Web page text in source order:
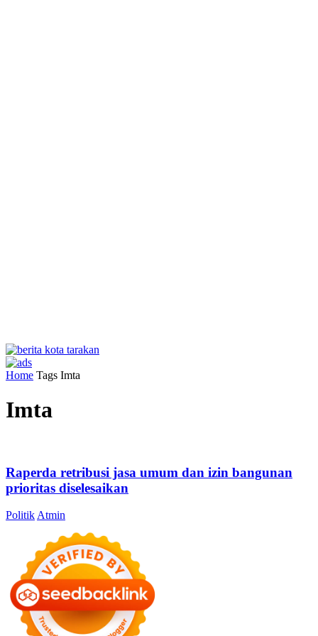
Home Tags Imta
Imta
Raperda retribusi jasa umum dan izin bangunan
prioritas diselesaikan
Politik Atmin